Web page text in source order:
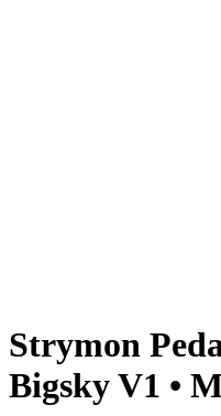
Strymon
Bigsky V1 •